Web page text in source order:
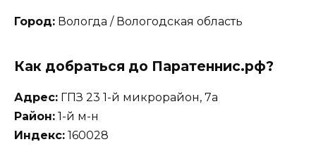
Город: Вологда / Вологодская область
Как добраться до Паратеннис.рф?
Адрес: ГПЗ 23 1-й микрорайон, 7а
Район: 1-й м-н
Индекс: 160028